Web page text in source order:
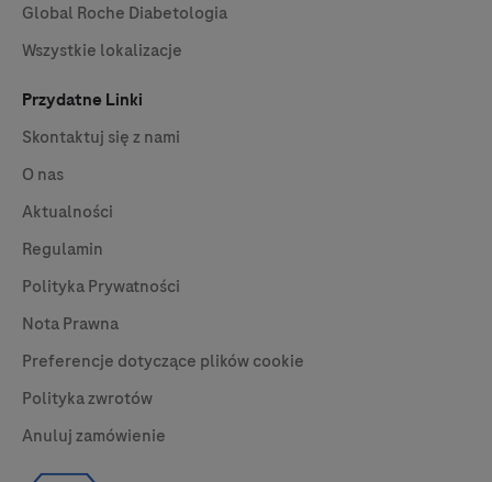
Global Roche Diabetologia
Wszystkie lokalizacje
Przydatne Linki
Skontaktuj się z nami
O nas
Aktualności
Regulamin
Polityka Prywatności
Nota Prawna
Preferencje dotyczące plików cookie
Polityka zwrotów
Anuluj zamówienie